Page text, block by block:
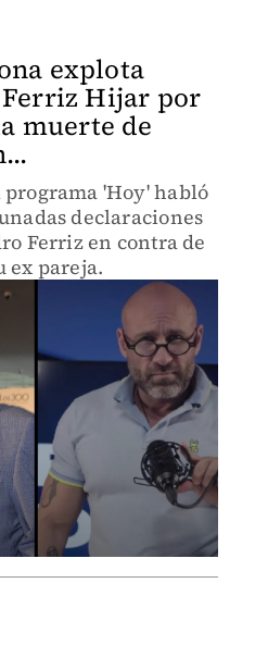
explota
Hijar por
muerte de
'Hoy' habló
declaraciones
Ferriz en contra de
ex pareja.